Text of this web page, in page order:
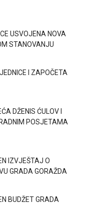
USVOJENA NOVA
STANOVANJU
I ZAPOČETA
DŽENIS ĆULOV I
POSJETAMA
IZVJEŠTAJ O
GRADA GORAŽDA
BUDŽET GRADA